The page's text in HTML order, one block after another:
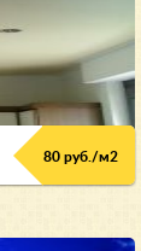
80 руб./м2